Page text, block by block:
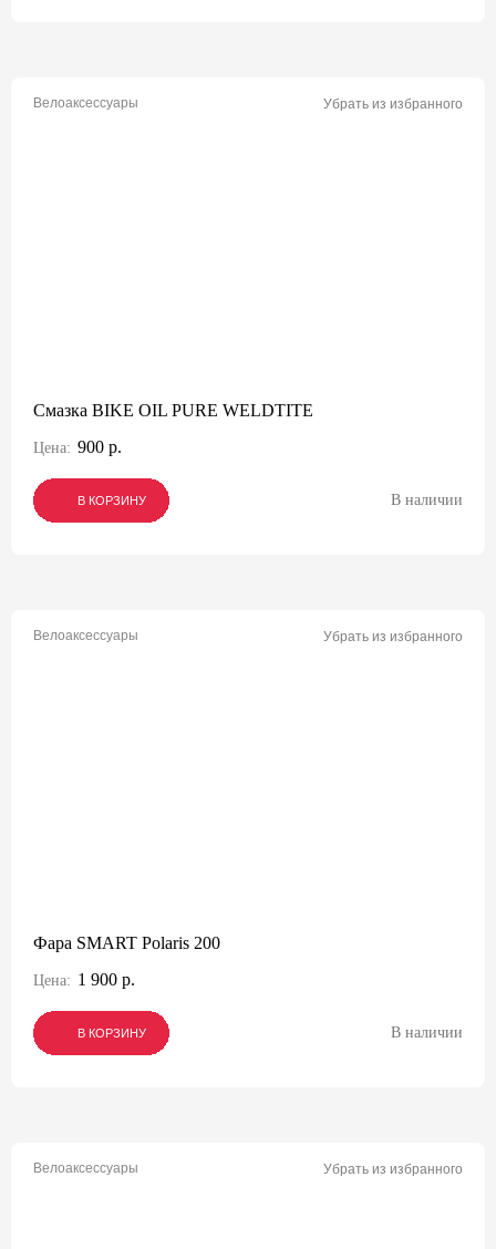
Велоаксессуары Убрать из избранного
Смазка BIKE OIL PURE WELDTITE
Цена: 900 р.
В КОРЗИНУ
В КОРЗИНУ
В КОРЗИНУ В наличии
Велоаксессуары Убрать из избранного
Фара SMART Polaris 200
Цена: 1 900 р.
В КОРЗИНУ
В КОРЗИНУ
В КОРЗИНУ В наличии
Велоаксессуары Убрать из избранного